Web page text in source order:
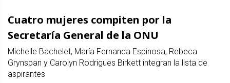
Cuatro mujeres compiten por la
Secretaría General de la ONU
Michelle Bachelet, María Fernanda Espinosa, Rebeca
Grynspan y Carolyn Rodrigues Birkett integran la lista de
aspirantes